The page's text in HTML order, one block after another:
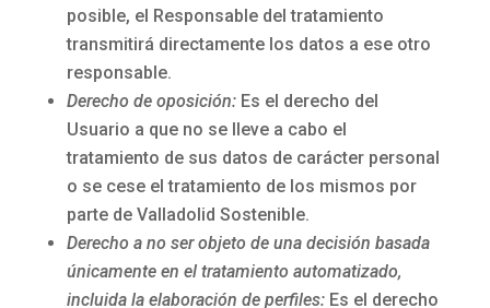
posible, el Responsable del tratamiento
transmitirá directamente los datos a ese otro
responsable.
Derecho de oposición:Es el derecho del
Usuario a que no se lleve a cabo el
tratamiento de sus datos de carácter personal
o se cese el tratamiento de los mismos por
parte de Valladolid Sostenible.
Derecho a no ser objeto de una decisión basada
únicamente en el tratamiento automatizado,
incluida la elaboración de perfiles:Es el derecho